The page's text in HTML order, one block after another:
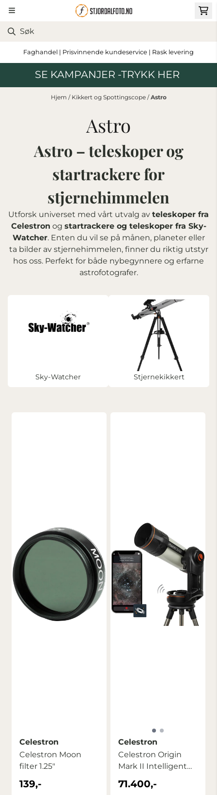
Hopp til innhold
Faghandel | Prisvinnende kundeservice | Rask levering
SE KAMPANJER -TRYKK HER
Hjem / Kikkert og Spottingscope /Astro
Astro
Astro – teleskoper og
startrackere for
stjernehimmelen
Utforsk universet med vårt utvalg av teleskoper fra
Celestron og startrackere og teleskoper fra Sky-
Watcher. Enten du vil se på månen, planeter eller
ta bilder av stjernehimmelen, finner du riktig utstyr
hos oss. Perfekt for både nybegynnere og erfarne
astrofotografer.
Sky-Watcher Stjernekikkert
Celestron
Celestron Moon
filter 1.25"
139,-
Celestron
Celestron Origin
Mark II Intelligent
Home ...
71.400,-